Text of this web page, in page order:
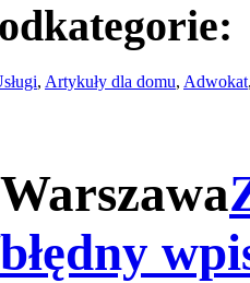
, Artykuły dla domu, Adwokat